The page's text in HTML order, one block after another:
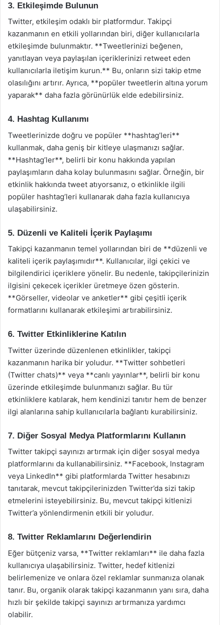
3. Etkileşimde Bulunun
Twitter, etkileşim odaklı bir platformdur. Takipçi
kazanmanın en etkili yollarından biri, diğer kullanıcılarla
etkileşimde bulunmaktır. **Tweetlerinizi beğenen,
yanıtlayan veya paylaşılan içeriklerinizi retweet eden
kullanıcılarla iletişim kurun.** Bu, onların sizi takip etme
olasılığını artırır. Ayrıca, **popüler tweetlerin altına yorum
yaparak** daha fazla görünürlük elde edebilirsiniz.
4. Hashtag Kullanımı
Tweetlerinizde doğru ve popüler **hashtag’leri**
kullanmak, daha geniş bir kitleye ulaşmanızı sağlar.
**Hashtag’ler**, belirli bir konu hakkında yapılan
paylaşımların daha kolay bulunmasını sağlar. Örneğin, bir
etkinlik hakkında tweet atıyorsanız, o etkinlikle ilgili
popüler hashtag’leri kullanarak daha fazla kullanıcıya
ulaşabilirsiniz.
5. Düzenli ve Kaliteli İçerik Paylaşımı
Takipçi kazanmanın temel yollarından biri de **düzenli ve
kaliteli içerik paylaşımıdır**. Kullanıcılar, ilgi çekici ve
bilgilendirici içeriklere yönelir. Bu nedenle, takipçilerinizin
ilgisini çekecek içerikler üretmeye özen gösterin.
**Görseller, videolar ve anketler** gibi çeşitli içerik
formatlarını kullanarak etkileşimi artırabilirsiniz.
6. Twitter Etkinliklerine Katılın
Twitter üzerinde düzenlenen etkinlikler, takipçi
kazanmanın harika bir yoludur. **Twitter sohbetleri
(Twitter chats)** veya **canlı yayınlar**, belirli bir konu
üzerinde etkileşimde bulunmanızı sağlar. Bu tür
etkinliklere katılarak, hem kendinizi tanıtır hem de benzer
ilgi alanlarına sahip kullanıcılarla bağlantı kurabilirsiniz.
7. Diğer Sosyal Medya Platformlarını Kullanın
Twitter takipçi sayınızı artırmak için diğer sosyal medya
platformlarını da kullanabilirsiniz. **Facebook, Instagram
veya LinkedIn** gibi platformlarda Twitter hesabınızı
tanıtarak, mevcut takipçilerinizden Twitter’da sizi takip
etmelerini isteyebilirsiniz. Bu, mevcut takipçi kitlenizi
Twitter’a yönlendirmenin etkili bir yoludur.
8. Twitter Reklamlarını Değerlendirin
Eğer bütçeniz varsa, **Twitter reklamları** ile daha fazla
kullanıcıya ulaşabilirsiniz. Twitter, hedef kitlenizi
belirlemenize ve onlara özel reklamlar sunmanıza olanak
tanır. Bu, organik olarak takipçi kazanmanın yanı sıra, daha
hızlı bir şekilde takipçi sayınızı artırmanıza yardımcı
olabilir.